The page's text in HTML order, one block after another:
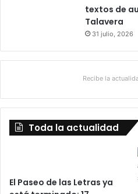
textos de
Talavera
31 julio, 2026
Recibe la
Toda la actualidad
El Paseo de las Letras ya